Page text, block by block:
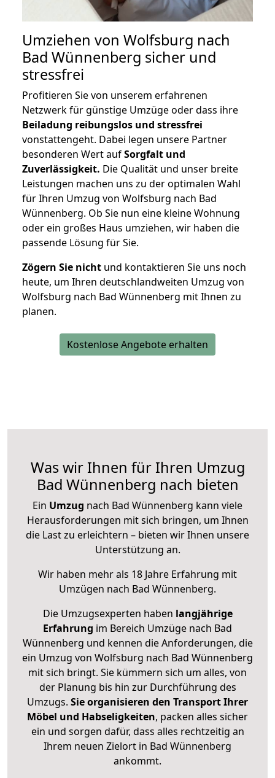
Umziehen von Wolfsburg nach
Bad Wünnenberg sicher und
stressfrei
Profitieren Sie von unserem erfahrenen
Netzwerk für günstige Umzüge oder dass ihre
Beiladung reibungslos und stressfrei
vonstattengeht. Dabei legen unsere Partner
besonderen Wert aufSorgfalt und
Zuverlässigkeit. Die Qualität und unser breite
Leistungen machen uns zu der optimalen Wahl
für Ihren Umzug von Wolfsburg nach Bad
Wünnenberg. Ob Sie nun eine kleine Wohnung
oder ein großes Haus umziehen, wir haben die
passende Lösung für Sie.
Zögern Sie nicht und kontaktieren Sie uns noch
heute, um Ihren deutschlandweiten Umzug von
Wolfsburg nach Bad Wünnenberg mit Ihnen zu
planen.
Kostenlose Angebote erhalten
Was wir Ihnen für Ihren Umzug
Bad Wünnenberg nach bieten
Ein Umzug nach Bad Wünnenberg kann viele
Herausforderungen mit sich bringen, um Ihnen
die Last zu erleichtern – bieten wir Ihnen unsere
Unterstützung an.
Wir haben mehr als 18 Jahre Erfahrung mit
Umzügen nach Bad Wünnenberg.
Die Umzugsexperten haben langjährige
Erfahrung im Bereich Umzüge nach Bad
Wünnenberg und kennen die Anforderungen, die
ein Umzug von Wolfsburg nach Bad Wünnenberg
mit sich bringt. Sie kümmern sich um alles, von
der Planung bis hin zur Durchführung des
Umzugs. Sie organisieren den Transport Ihrer
Möbel und Habseligkeiten, packen alles sicher
ein und sorgen dafür, dass alles rechtzeitig an
Ihrem neuen Zielort in Bad Wünnenberg
ankommt.